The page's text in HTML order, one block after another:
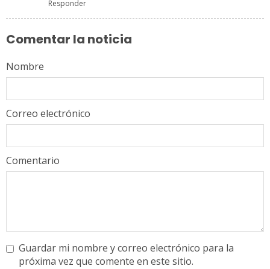
Responder
Comentar la noticia
Comentario
Nombre
Correo electrónico
Guardar mi nombre y correo electrónico para la
próxima vez que comente en este sitio.